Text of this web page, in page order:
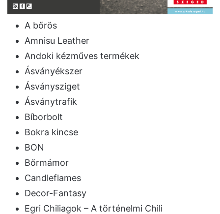
A bőrös
Amnisu Leather
Andoki kézműves termékek
Ásványékszer
Ásványsziget
Ásványtrafik
Bíborbolt
Bokra kincse
BON
Bőrmámor
Candleflames
Decor-Fantasy
Egri Chiliagok – A történelmi Chili